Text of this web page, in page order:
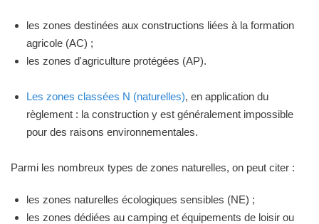
les zones destinées aux constructions liées à la formation
agricole (AC) ;
les zones d'agriculture protégées (AP).
Les zones classées N (naturelles), en application du
règlement : la construction y est généralement impossible
pour des raisons environnementales.
Parmi les nombreux types de zones naturelles, on peut citer :
les zones naturelles écologiques sensibles (NE) ;
les zones dédiées au camping et équipements de loisir ou